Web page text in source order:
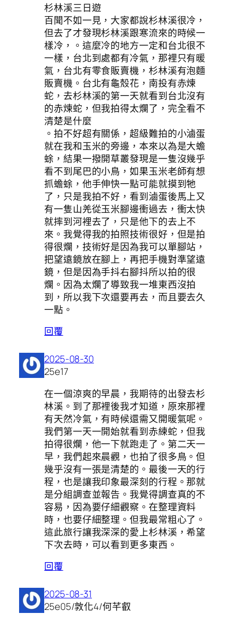
杉林溪三日遊
百聞不如一見，大家都說杉林溪很冷，
但去了才發現杉林溪跟寒流來的時候一
樣冷，。這麼冷的地方一定和台北很不
一樣，台北到處都有冷氣，那裡只有暖
氣，台北有零食販賣機，杉林溪有泡麵
販賣機。台北有龜殼花，南投有赤煉
蛇，去杉林溪的第一天就看到台北沒有
的赤煉蛇，但我拍得太爛了，完全看不
清楚是什麼
。拍不好超有關係，超級難拍的小滷蛋
就在我和玉米的旁邊，本來以為是大蟾
蜍，結果一撥開草叢發現是一隻沒幾乎
看不到尾巴的小鳥，如果玉米老師有想
抓蟾蜍，他手伸快一點可能就摸到牠
了，只是我拍不好，看到滷蛋後馬上又
有一隻山羌從玉米腳邊衝過去，衝太快
就摔到河裡去了，只是他下的去上不
來。我覺得我的拍照技術很好，但是拍
得很爛，技術好是因為我可以單腳站，
把望遠鏡放在腳上，再把手機對準望遠
鏡，但是因為手抖右腳抖所以拍的很
爛。因為太爛了導致我一堆東西沒拍
到，所以我下次還要再去，而且要去久
一點。
回覆
2025-08-30
25e17
在一個涼爽的早晨，我期待的出發去杉
林溪。到了那裡後我才知道，原來那裡
有天然冷氣，有時候還需又開暖氣呢。
我們第一天一開始就看到赤練蛇，但我
拍得很爛，他一下就跑走了。第二天一
早，我們起來晨觀，也拍了很多鳥。但
幾乎沒有一張是清楚的。最後一天的行
程，也是讓我印象最深刻的行程。那就
是分組調查並報告。我覺得調查真的不
容易，因為要仔細觀察。在整理資料
時，也要仔細整理。但我最常粗心了。
這此旅行讓我深深的愛上杉林溪，希望
下次去時，可以看到更多東西。
回覆
2025-08-31
25e05/敦化4/何芊叡